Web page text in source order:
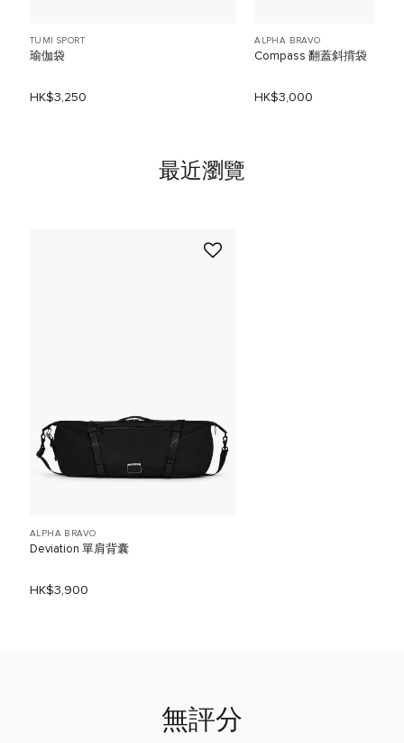
TUMI SPORT
瑜伽袋
HK$3,250
ALPHA BRAVO
Compass 翻蓋斜揹袋
HK$3,000
最近瀏覽
ALPHA BRAVO
Deviation 單肩背囊
HK$3,900
無評分